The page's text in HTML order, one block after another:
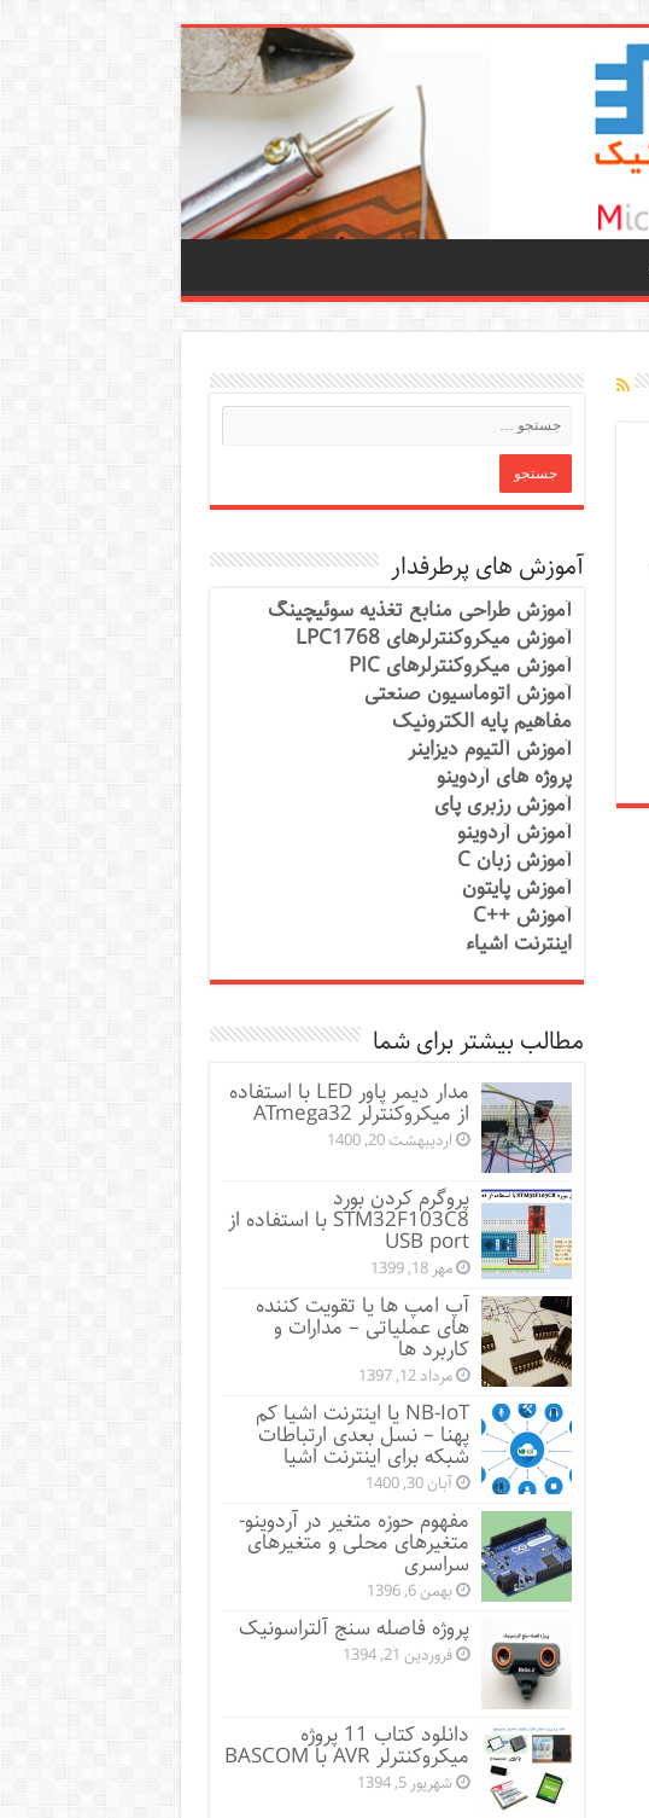
آموزش های پرطرفدار
آموزش طراحی منابع تغذیه سوئیچینگ
آموزش میکروکنترلرهای LPC1768
آموزش میکروکنترلرهای PIC
آموزش اتوماسیون صنعتی
مفاهیم پایه الکترونیک
آموزش آلتیوم دیزاینر
پروژه های آردوینو
آموزش رزبری پای
آموزش آردوینو
آموزش زبان C
آموزش پایتون
آموزش ++C
اینترنت اشیاء
مطالب بیشتر برای شما
مدار دیمر پاور LED با استفاده
از میکروکنترلر ATmega32
اردیبهشت 20, 1400
پروگرم کردن بورد
STM32F103C8 با استفاده از
USB port
مهر 18, 1399
آپ امپ ها یا تقویت کننده
های عملیاتی – مدارات و
کاربرد ها
مرداد 12, 1397
NB-IoT یا اینترنت اشیا کم
پهنا – نسل بعدی ارتباطات
شبکه برای اینترنت اشیا
آبان 30, 1400
مفهوم حوزه متغیر در آردوینو-
متغیرهای محلی و متغیرهای
سراسری
بهمن 6, 1396
پروژه فاصله سنج آلتراسونیک
فروردین 21, 1394
دانلود کتاب 11 پروژه
میکروکنترلر AVR با BASCOM
شهریور 5, 1394